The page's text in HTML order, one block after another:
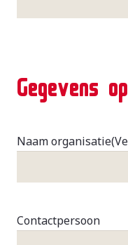
Gegevens
Naam organisatie
Contactpersoon